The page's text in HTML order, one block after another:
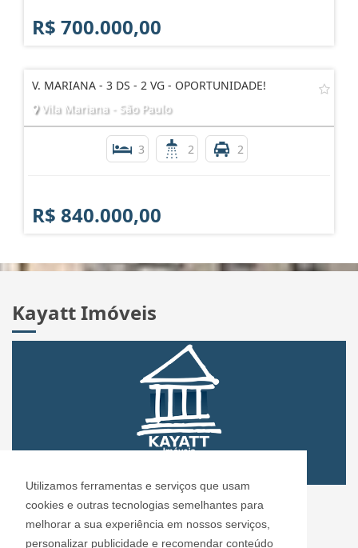
Utilizamos ferramentas e serviços que usam
cookies e outras tecnologias semelhantes para
melhorar a sua experiência em nossos serviços,
personalizar publicidade e recomendar conteúdo
R$ 700.000,00
V. MARIANA - 3 DS - 2 VG - OPORTUNIDADE!
Vila Mariana - São Paulo
3 2 2
R$ 840.000,00
Kayatt Imóveis
CRECI: 72.304
Informações de Contato